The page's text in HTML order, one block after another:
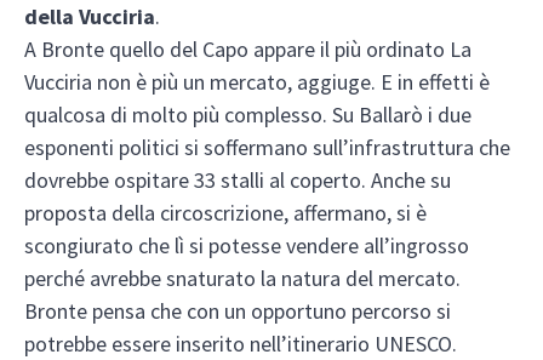
della Vucciria.
A Bronte quello del Capo appare il più ordinato La
Vucciria non è più un mercato, aggiuge. E in effetti è
qualcosa di molto più complesso. Su Ballarò i due
esponenti politici si soffermano sull’infrastruttura che
dovrebbe ospitare 33 stalli al coperto. Anche su
proposta della circoscrizione, affermano, si è
scongiurato che lì si potesse vendere all’ingrosso
perché avrebbe snaturato la natura del mercato.
Bronte pensa che con un opportuno percorso si
potrebbe essere inserito nell’itinerario UNESCO.